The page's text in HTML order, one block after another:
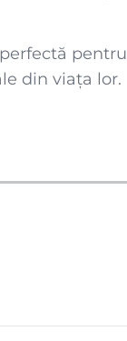
din viața lor.